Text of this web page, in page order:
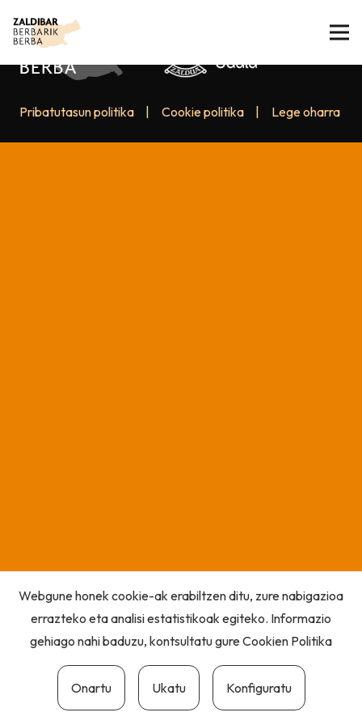
Pribatutasun politika Cookie politika Lege oharra
Webgune honek cookie-ak erabiltzen ditu, zure nabigazioa
errazteko eta analisi estatistikoak egiteko. Informazio
gehiago nahi baduzu, kontsultatu gureCookien Politika
Onartu Ukatu Konfiguratu